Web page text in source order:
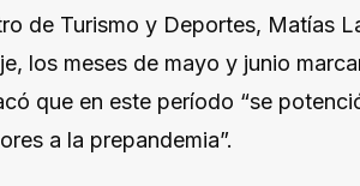
de Turismo y Deportes, Matías
los meses de mayo y junio
que en este período “se
a la prepandemia”.